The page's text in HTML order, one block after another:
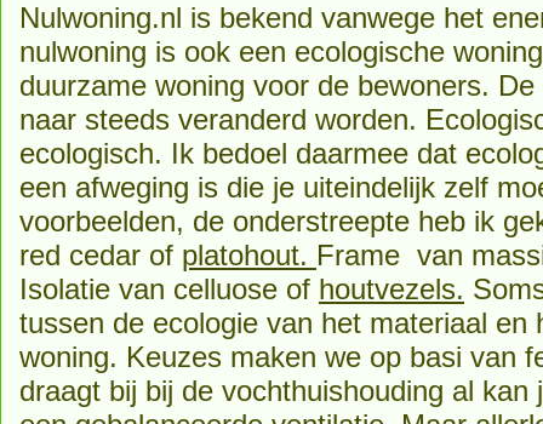
Nulwoning.nl is bekend vanwege het
nulwoning is ook een ecologische
duurzame woning voor de bewoners.
naar steeds veranderd worden.
ecologisch. Ik bedoel daarmee dat
een afweging is die je uiteindelijk zelf
voorbeelden, de onderstreepte heb ik
red cedar of platohout. Frame van
Isolatie van celluose of houtvezels.
tussen de ecologie van het materiaal en
woning. Keuzes maken we op basi van
draagt bij bij de vochthuishouding al kan